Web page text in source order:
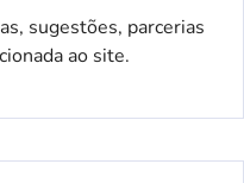
sugestões, parcerias
ao site.